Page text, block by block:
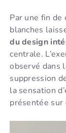
Par une fin
blanches
du design
centrale.
observé dans
suppression
la sensation
présentée sur